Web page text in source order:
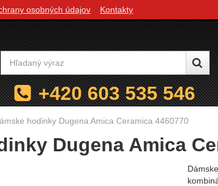
hodinky Dugena Amica Ceramica 4460770
Dugena Amica
osobných údajov Kontakty
+420 603 535 546